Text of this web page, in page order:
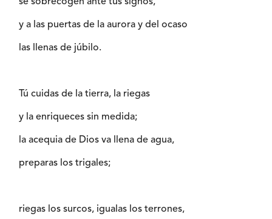
y a las puertas de la aurora y del ocaso
las llenas de júbilo.
Tú cuidas de la tierra, la riegas
y la enriqueces sin medida;
la acequia de Dios va llena de agua,
preparas los trigales;
riegas los surcos, igualas los terrones,